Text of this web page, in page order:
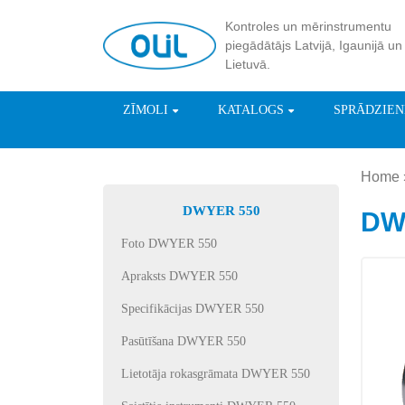
Kontroles un mērinstrumentu
piegādātājs Latvijā, Igaunijā un
Lietuvā.
ZĪMOLI KATALOGS
DWYER 550
Foto DWYER 550
Apraksts DWYER 550
Specifikācijas DWYER 550
Pasūtīšana DWYER 550
Lietotāja rokasgrāmata DWYER 550
Home